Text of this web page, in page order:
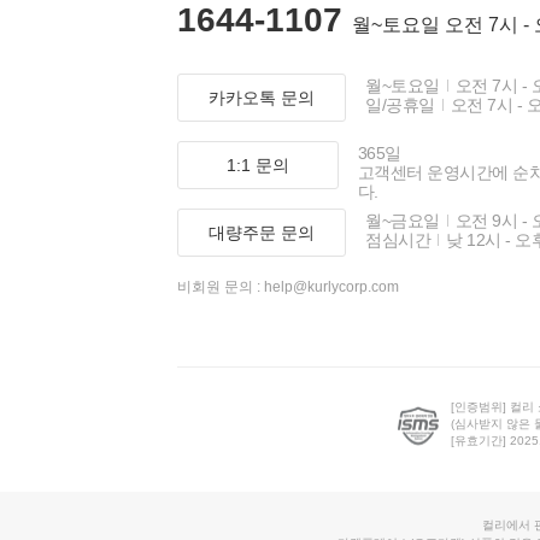
1644-1107 월~토요일 오전 7시 -
카카오톡 문의
월~토요일
오전 7시 -
일/공휴일
오전 7시 -
1:1 문의
365일
고객센터 운영시간에 순
다.
대량주문 문의
월~금요일
오전 9시 -
점심시간
낮 12시 - 오
비회원 문의 : help@kurlycorp.com
[인증범위] 컬리
(심사받지 않은
[유효기간]
컬리에서